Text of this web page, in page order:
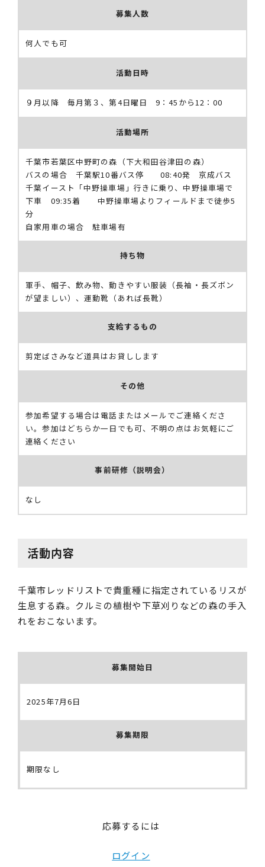
募集人数
何人でも可
活動日時
９月以降 毎月第３、第4日曜日 9：45から12：00
活動場所
千葉市若葉区中野町の森（下大和田谷津田の森）
バスの場合 千葉駅10番バス停 08:40発 京成バス
千葉イースト「中野操車場」行きに乗り、中野操車場で
下車 09:35着 中野操車場よりフィールドまで徒歩5
分
自家用車の場合 駐車場有
持ち物
軍手、帽子、飲み物、動きやすい服装（長袖・長ズボン
が望ましい）、運動靴（あれば長靴）
支給するもの
剪定ばさみなど道具はお貸しします
その他
参加希望する場合は電話またはメールでご連絡くださ
い。参加はどちらか一日でも可、不明の点はお気軽にご
連絡ください
事前研修（説明会）
なし
活動内容
千葉市レッドリストで貴重種に指定されているリスが
生息する森。クルミの植樹や下草刈りなどの森の手入
れをおこないます。
募集開始日
2025年7月6日
募集期限
期限なし
応募するには
ログイン